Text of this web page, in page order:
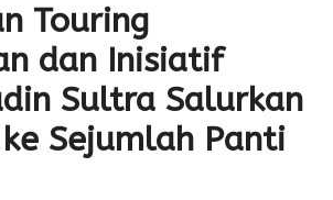
Touring
dan Inisiatif
Sultra Salurkan
Sejumlah Panti